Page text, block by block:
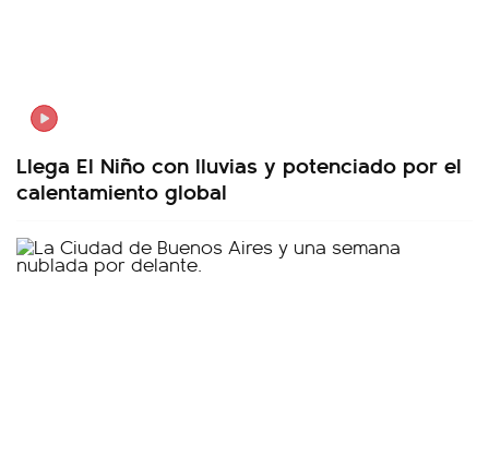
Llega El Niño con lluvias y potenciado por el
calentamiento global